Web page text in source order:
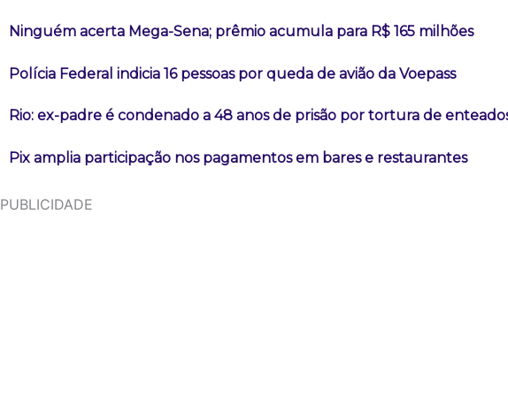
Ninguém acerta Mega-Sena; prêmio acumula para R$ 165 milhões
Polícia Federal indicia 16 pessoas por queda de avião da Voepass
Rio: ex-padre é condenado a 48 anos de prisão por tortura de
Pix amplia participação nos pagamentos em bares e restaurantes
PUBLICIDADE